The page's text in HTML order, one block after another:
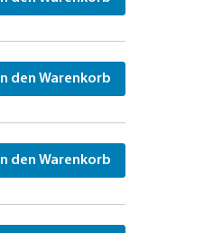
In den Warenkorb
In den Warenkorb